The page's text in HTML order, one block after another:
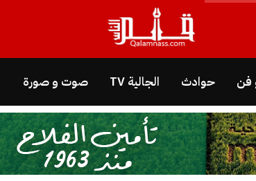
فن حوادث الجالية TV صوت و صورة